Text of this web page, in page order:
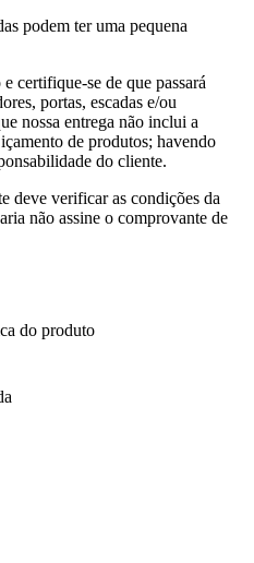
podem ter uma pequena
certifique-se de que passará
portas, escadas e/ou
nossa entrega não inclui a
de produtos; havendo
do cliente.
deve verificar as condições da
não assine o comprovante de
do produto